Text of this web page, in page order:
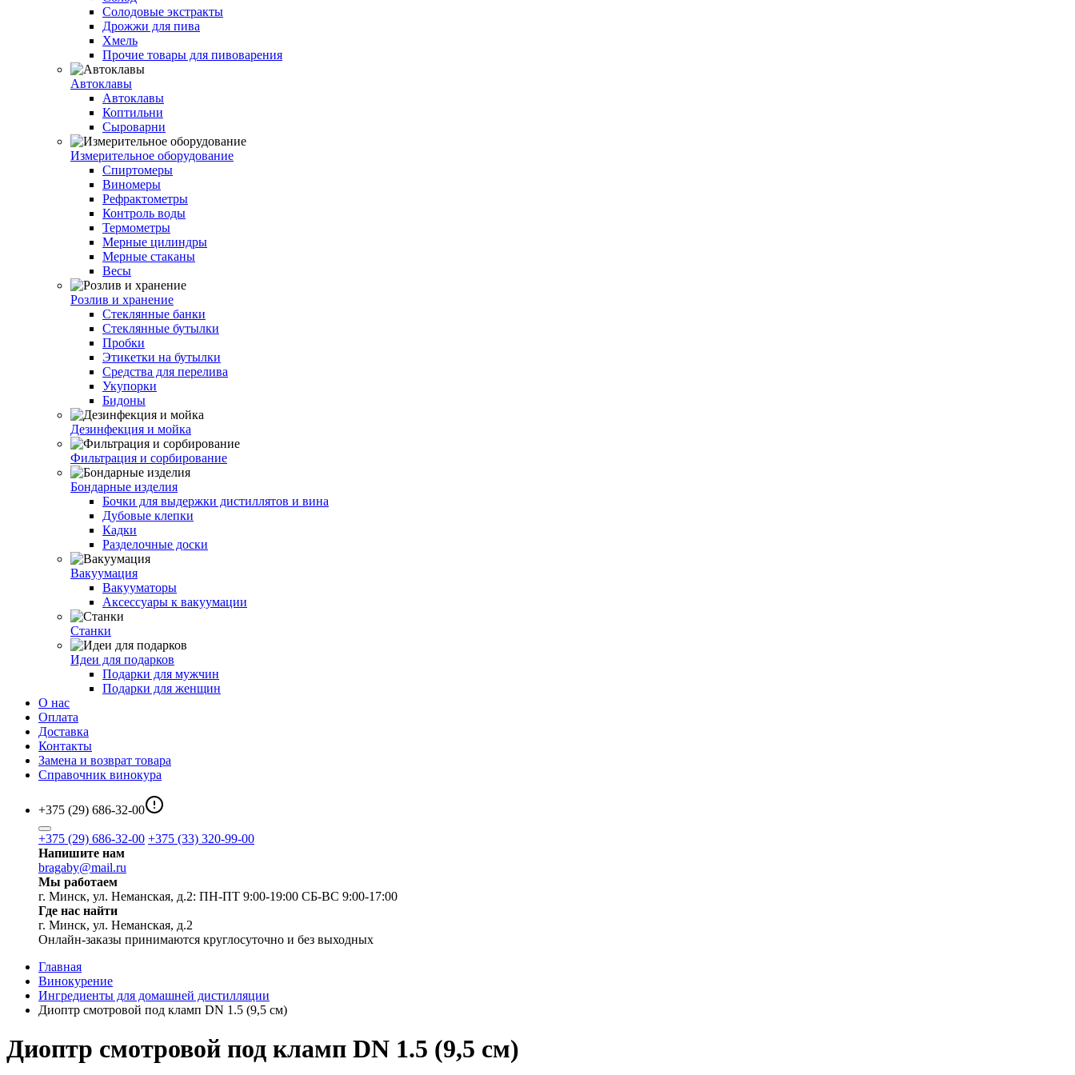
Солодовые экстракты
Дрожжи для пива
Хмель
Прочие товары для пивоварения
Автоклавы
Автоклавы
Коптильни
Сыроварни
Измерительное оборудование
Спиртомеры
Виномеры
Рефрактометры
Контроль воды
Термометры
Мерные цилиндры
Мерные стаканы
Весы
Розлив и хранение
Стеклянные банки
Стеклянные бутылки
Пробки
Этикетки на бутылки
Средства для перелива
Укупорки
Бидоны
Дезинфекция и мойка
Фильтрация и сорбирование
Бондарные изделия
Бочки для выдержки дистиллятов и вина
Дубовые клепки
Кадки
Разделочные доски
Вакуумация
Вакууматоры
Аксессуары к вакуумации
Станки
Идеи для подарков
Подарки для мужчин
Подарки для женщин
О нас
Оплата
Доставка
Контакты
Замена и возврат товара
Справочник винокура
+375 (29) 686-32-00
+375 (29) 686-32-00 +375 (33) 320-99-00
Напишите нам
bragaby@mail.ru
Мы работаем
г. Минск, ул. Неманская, д.2: ПН-ПТ 9:00-19:00 СБ-ВС 9:00-17:00
Где нас найти
г. Минск, ул. Неманская, д.2
Онлайн-заказы принимаются круглосуточно и без выходных
Главная
Винокурение
Ингредиенты для домашней дистилляции
Диоптр смотровой под кламп DN 1.5 (9,5 см)
Диоптр смотровой под кламп DN 1.5 (9,5 см)